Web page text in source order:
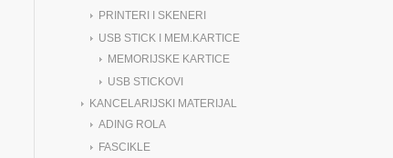
PRINTERI I SKENERI
USB STICK I MEM.KARTICE
MEMORIJSKE KARTICE
USB STICKOVI
KANCELARIJSKI MATERIJAL
ADING ROLA
FASCIKLE